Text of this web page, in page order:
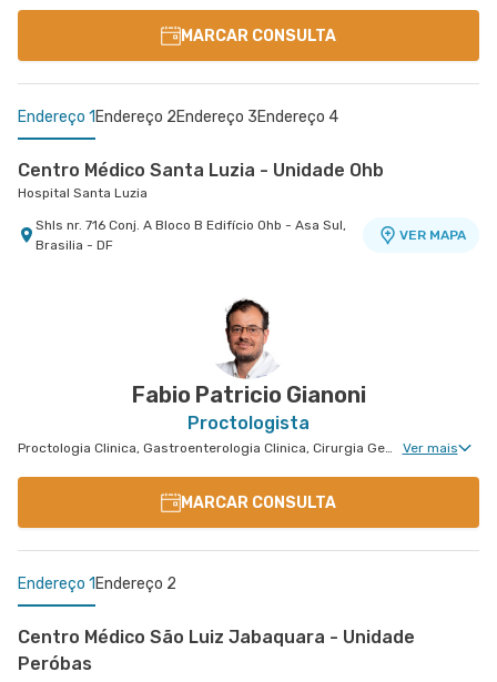
MARCAR CONSULTA
Endereço 1 Endereço 2Endereço 3Endereço 4
Centro Médico Santa Luzia - Unidade Ohb
Hospital Santa Luzia
Shls nr. 716 Conj. A Bloco B Edifício Ohb - Asa Sul,
Brasilia - DF
VER MAPA
Sgas nr. 914 - Asa Sul, Brasilia - DF
Shln nr. 516 Conj. D - Asa Norte, Brasilia - DF
Shls nr. 716 Conjunto A Ed. Pio X , 2º e 5º Andar -
Fabio Patricio Gianoni
Proctologista
Proctologia Clinica, Gastroenterologia Clinica, Cirurgia Geral, Cirurgia Bariátrica Ver mais
MARCAR CONSULTA
Endereço 1 Endereço 2
Centro Médico São Luiz Jabaquara - Unidade
Peróbas